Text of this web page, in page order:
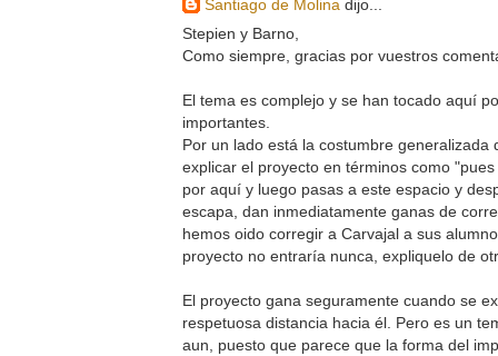
Santiago de Molinadijo...
Stepien y Barno,
Como siempre, gracias por vuestros
El tema es complejo y se han tocado aquí
importantes.
Por un lado está la costumbre generalizada
explicar el proyecto en términos como
por aquí y luego pasas a este espacio y
escapa, dan inmediatamente ganas de
hemos oido corregir a Carvajal a sus
proyecto no entraría nunca, expliquelo de
El proyecto gana seguramente cuando se
respetuosa distancia hacia él. Pero es un
aun, puesto que parece que la forma del